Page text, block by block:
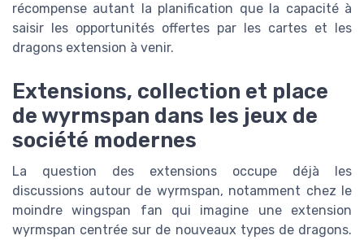
récompense autant la planification que la capacité à
saisir les opportunités offertes par les cartes et les
dragons extension à venir.
Extensions, collection et place
de wyrmspan dans les jeux de
société modernes
La question des extensions occupe déjà les
discussions autour de wyrmspan, notamment chez le
moindre wingspan fan qui imagine une extension
wyrmspan centrée sur de nouveaux types de dragons.